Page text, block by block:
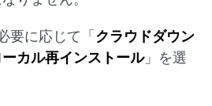
要に応じて「 クラウドダウン
ーカル再インストール」を選